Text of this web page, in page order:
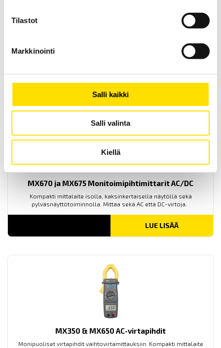
Tilastot
Markkinointi
Salli kaikki
Salli valinta
Kiellä
Monipuolinen virtapihti (AC/DC) kohtuulliseen hintaan. Kompakti
MX670 ja MX675 Monitoimipihtimittarit AC/DC
Kompakti mittalaite isolla, kaksinkertaisella näytöllä sekä
pylväsnäyttötoiminnolla. Mittaa sekä AC että DC-virtoja.
LUE LISÄÄ
MX350 & MX650 AC-virtapihdit
Monipuoliset virtapihdit vaihtovirtamittauksiin. Kompakti mittalaite